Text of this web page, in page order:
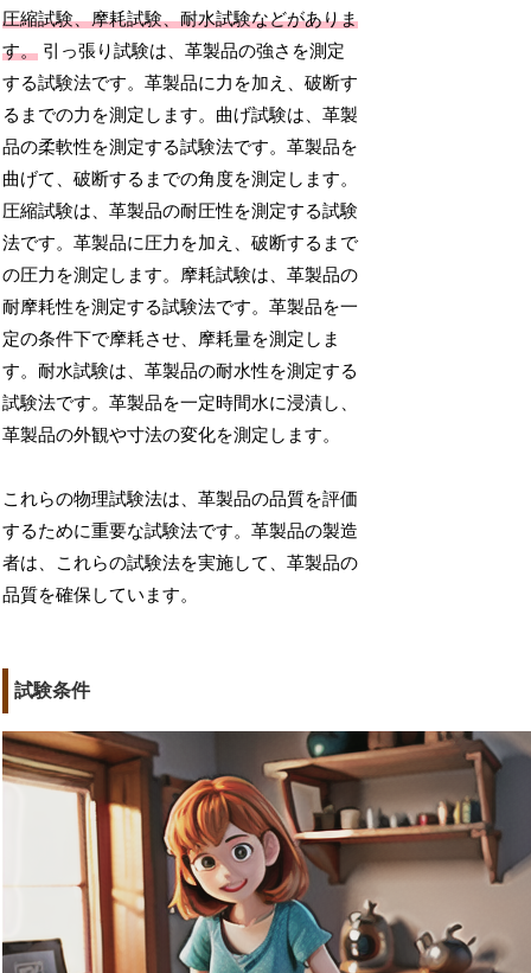
圧縮試験、摩耗試験、耐水試験などがありま
す。 引っ張り試験は、革製品の強さを測定
する試験法です。革製品に力を加え、破断す
るまでの力を測定します。曲げ試験は、革製
品の柔軟性を測定する試験法です。革製品を
曲げて、破断するまでの角度を測定します。
圧縮試験は、革製品の耐圧性を測定する試験
法です。革製品に圧力を加え、破断するまで
の圧力を測定します。摩耗試験は、革製品の
耐摩耗性を測定する試験法です。革製品を一
定の条件下で摩耗させ、摩耗量を測定しま
す。耐水試験は、革製品の耐水性を測定する
試験法です。革製品を一定時間水に浸漬し、
革製品の外観や寸法の変化を測定します。
これらの物理試験法は、革製品の品質を評価
するために重要な試験法です。革製品の製造
者は、これらの試験法を実施して、革製品の
品質を確保しています。
試験条件